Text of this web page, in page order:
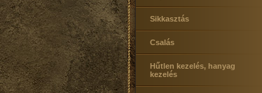
Sikkasztás
Csalás
Hűtlen kezelés, hanyag
kezelés